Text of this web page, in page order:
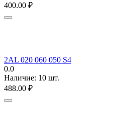
400.00 ₽
2AL 020 060 050 S4
0.0
Наличие: 10 шт.
488.00 ₽